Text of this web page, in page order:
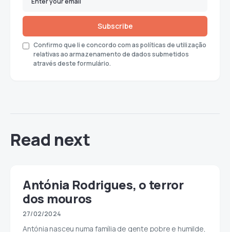
Subscribe
Confirmo que li e concordo com as políticas de utilização
relativas ao armazenamento de dados submetidos
através deste formulário.
Read next
Antónia Rodrigues, o terror
dos mouros
27/02/2024
Antónia nasceu numa família de gente pobre e humilde,